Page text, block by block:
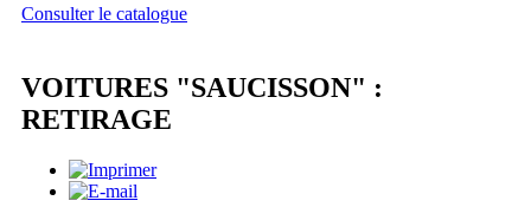
Consulter le catalogue
VOITURES "SAUCISSON" :
RETIRAGE